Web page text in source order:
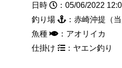
日時
：05/06/2022
釣り場
：赤崎沖提（
魚種
：アオリイ
仕掛け
：ヤエン釣り